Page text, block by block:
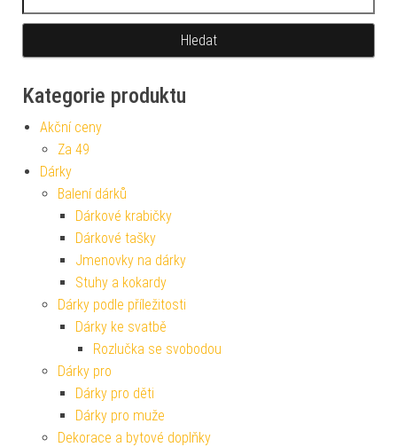
Kategorie produktu
Akční ceny
Za 49
Dárky
Balení dárků
Dárkové krabičky
Dárkové tašky
Jmenovky na dárky
Stuhy a kokardy
Dárky podle příležitosti
Dárky ke svatbě
Rozlučka se svobodou
Dárky pro
Dárky pro děti
Dárky pro muže
Dekorace a bytové doplňky